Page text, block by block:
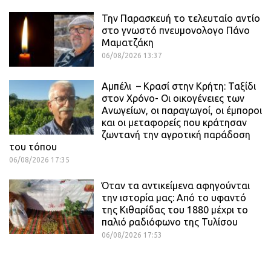
Την Παρασκευή το τελευταίο αντίο
στο γνωστό πνευμονολογο Πάνο
Μαματζάκη
06/08/2026 13:37
Αμπέλι – Κρασί στην Κρήτη: Ταξίδι
στον Χρόνο- Οι οικογένειες των
Ανωγείων, οι παραγωγοί, οι έμποροι
και οι μεταφορείς που κράτησαν
ζωντανή την αγροτική παράδοση
του τόπου
06/08/2026 17:35
Όταν τα αντικείμενα αφηγούνται
την ιστορία μας: Από το υφαντό
της Κιθαρίδας του 1880 μέχρι το
παλιό ραδιόφωνο της Τυλίσου
06/08/2026 17:53